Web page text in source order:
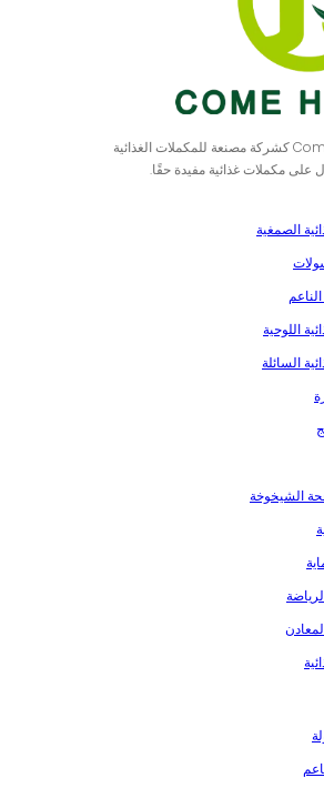
اختر شركة Come Health كشركة مصنعة للمكملات الغذائية
مكملات غذائية مفيدة حقًا.
الصمغية
اللوحية
السائلة
الشيخوخة